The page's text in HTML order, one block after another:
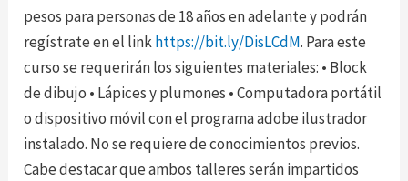
pesos para personas de 18 años en adelante y podrán
regístrate en el linkhttps://bit.ly/DisLCdM. Para este
curso se requerirán los siguientes materiales: • Block
de dibujo • Lápices y plumones • Computadora portátil
o dispositivo móvil con el programa adobe ilustrador
instalado. No se requiere de conocimientos previos.
Cabe destacar que ambos talleres serán impartidos